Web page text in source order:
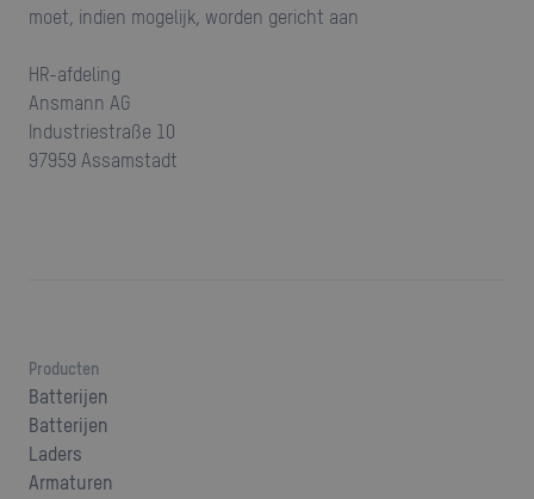
moet, indien mogelijk, worden gericht aan
HR-afdeling
Ansmann AG
Industriestraße 10
97959 Assamstadt
Producten
Batterijen
Batterijen
Laders
Armaturen